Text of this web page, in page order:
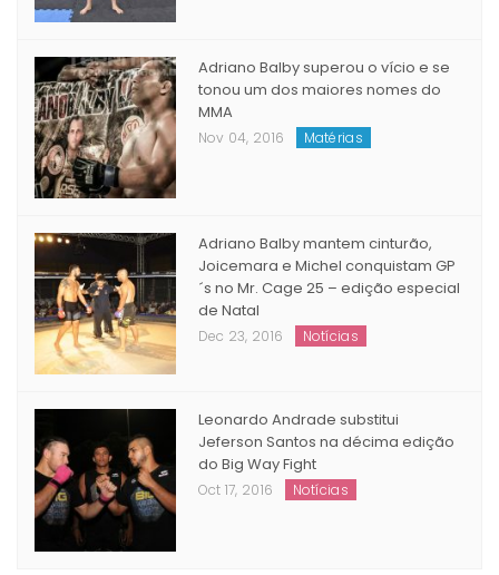
Adriano Balby superou o vício e se
tonou um dos maiores nomes do
MMA
Nov 04, 2016 Matérias
Adriano Balby mantem cinturão,
Joicemara e Michel conquistam GP
´s no Mr. Cage 25 – edição especial
de Natal
Dec 23, 2016 Notícias
Leonardo Andrade substitui
Jeferson Santos na décima edição
do Big Way Fight
Oct 17, 2016 Notícias